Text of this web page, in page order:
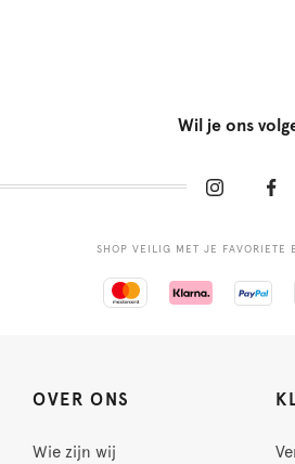
Wil je ons
SHOP VEILIG MET JE FAVORIETE
OVER ONS
Wie zijn wij